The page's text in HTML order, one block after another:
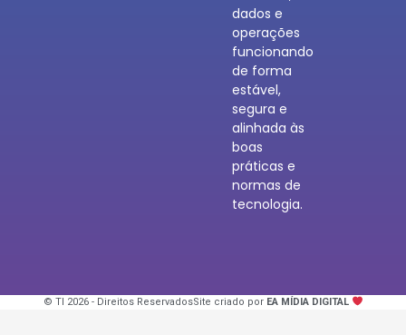
dados e
operações
funcionando
de forma
estável,
segura e
alinhada às
boas
práticas e
normas de
tecnologia.
© TI 2026 - Direitos ReservadosSite criado por EA MÍDIA DIGITAL